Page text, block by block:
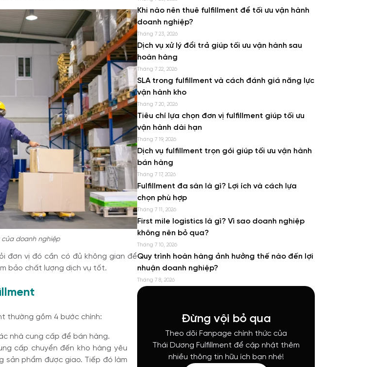
của doanh nghiệp
đơn vị đó cần có đủ không gian để
bảo chất lượng dịch vụ tốt.
thường gồm 4 bước chính:
nhà cung cấp để bán hàng.
cấp chuyển đến kho hàng yêu
sản phẩm được giao. Tiếp đó làm
Khi nào nên thuê fulfillment để tối ưu vận hành
doanh nghiệp?
Tháng 7 23, 2026
Dịch vụ xử lý đổi trả giúp tối ưu vận hành sau
hoàn hàng
Tháng 7 22, 2026
SLA trong fulfillment và cách đánh giá năng lực
vận hành kho
Tháng 7 20, 2026
Tiêu chí lựa chọn đơn vị fulfillment giúp tối ưu
vận hành dài hạn
Tháng 7 19, 2026
Dịch vụ fulfillment trọn gói giúp tối ưu vận hành
bán hàng
Tháng 7 17, 2026
Fulfillment đa sàn là gì? Lợi ích và cách lựa
chọn phù hợp
Tháng 7 11, 2026
First mile logistics là gì? Vì sao doanh nghiệp
không nên bỏ qua?
Tháng 7 10, 2026
Quy trình hoàn hàng ảnh hưởng thế nào đến lợi
nhuận doanh nghiệp?
Tháng 7 8, 2026
Đừng vội bỏ qua
Theo dõi Fanpage chính thức của
Thái Dương Fulfillment để cập nhật thêm
nhiều thông tin hữu ích bạn nhé!